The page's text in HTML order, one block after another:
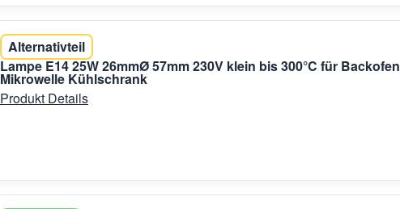
Alternativteil
Lampe E14 25W 26mmØ 57mm 230V klein bis 300°C für Backofen
Mikrowelle Kühlschrank
Produkt Details